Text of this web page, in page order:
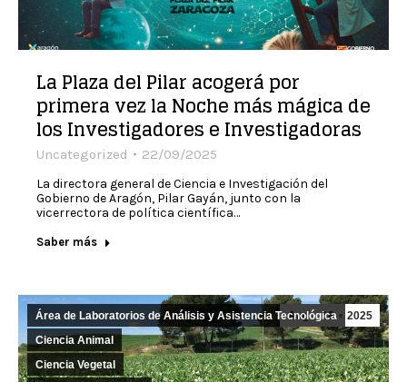
La Plaza del Pilar acogerá por
primera vez la Noche más mágica de
los Investigadores e Investigadoras
Uncategorized 22/09/2025
La directora general de Ciencia e Investigación del
Gobierno de Aragón, Pilar Gayán, junto con la
vicerrectora de política científica…
Saber más
Aug 18 2025
Área de Laboratorios de Análisis y Asistencia Tecnológica
Ciencia Animal
Ciencia Vegetal